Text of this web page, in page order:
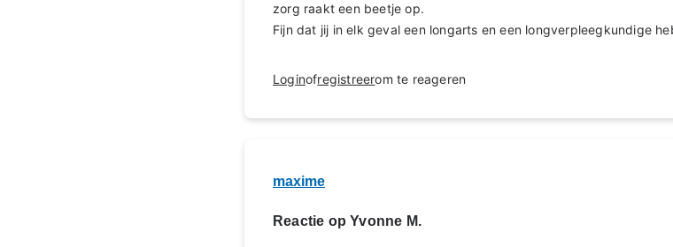
zorg raakt een beetje op.
Fijn dat jij in elk geval een longarts en een longverpleegkundige
Loginofregistreerom te reageren
maxime
Reactie op Yvonne M.